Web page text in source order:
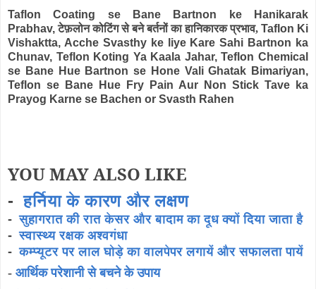
Taflon Coating se Bane Bartnon ke Hanikarak
Prabhav,टेफ़लोन कोटिंग से बने बर्तनों का हानिकारक प्रभाव, Taflon Ki
Vishaktta, Acche Svasthy ke liye Kare Sahi Bartnon ka
Chunav, Teflon Koting Ya Kaala Jahar, Teflon Chemical
se Bane Hue Bartnon se Hone Vali Ghatak Bimariyan,
Teflon se Bane Hue Fry Pain Aur Non Stick Tave ka
Prayog Karne se Bachen or Svasth Rahen
YOU MAY ALSO LIKE
-हर्निया के कारण और लक्षण
-सुहागरात की रात केसर और बादाम का दूध क्यों दिया जाता है
-स्वास्थ्य रक्षक अश्वगंधा
-कम्प्यूटर पर लाल घोड़े का वालपेपर लगायें और सफालता पायें
- आर्थिक परेशानी से बचने के उपाय